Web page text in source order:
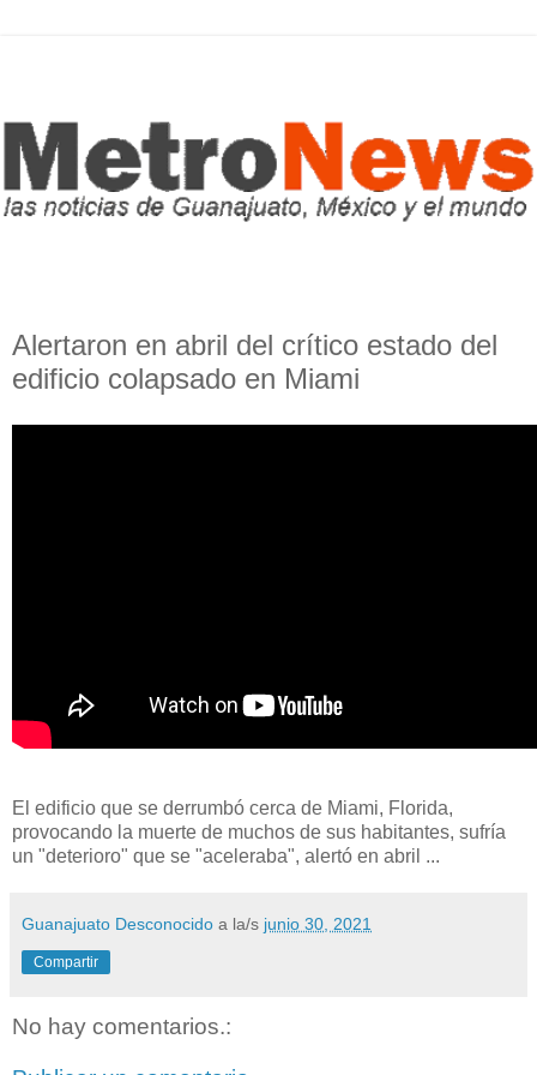
Alertaron en abril del crítico estado del
edificio colapsado en Miami
El edificio que se derrumbó cerca de Miami, Florida,
provocando la muerte de muchos de sus habitantes, sufría
un "deterioro" que se "aceleraba", alertó en abril ...
Guanajuato Desconocido a la/s junio 30, 2021
Compartir
No hay comentarios.: